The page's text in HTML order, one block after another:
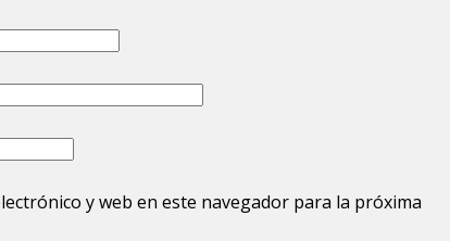
y web en este navegador para la próxima